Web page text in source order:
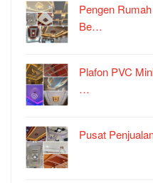
Pengen
Be…
Plafon PVC
…
Pusat